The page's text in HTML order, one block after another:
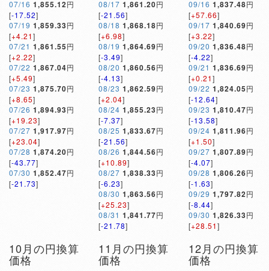
07/16 1,855.12円
[-17.52]
07/19 1,859.33円
[+4.21]
07/21 1,861.55円
[+2.22]
07/22 1,867.04円
[+5.49]
07/23 1,875.70円
[+8.65]
07/26 1,894.93円
[+19.23]
07/27 1,917.97円
[+23.04]
07/28 1,874.20円
[-43.77]
07/30 1,852.47円
[-21.73]
08/17 1,861.20円
[-21.56]
08/18 1,868.18円
[+6.98]
08/19 1,864.69円
[-3.49]
08/20 1,860.56円
[-4.13]
08/23 1,862.59円
[+2.04]
08/24 1,855.23円
[-7.37]
08/25 1,833.67円
[-21.56]
08/26 1,844.56円
[+10.89]
08/27 1,838.33円
[-6.23]
08/30 1,863.56円
[+25.23]
08/31 1,841.77円
[-21.78]
09/16 1,837.48円
[+57.66]
09/17 1,840.69円
[+3.22]
09/20 1,836.48円
[-4.22]
09/21 1,836.69円
[+0.21]
09/22 1,824.05円
[-12.64]
09/23 1,810.47円
[-13.58]
09/24 1,811.96円
[+1.50]
09/27 1,807.89円
[-4.07]
09/28 1,806.26円
[-1.63]
09/29 1,797.82円
[-8.44]
09/30 1,826.33円
[+28.51]
10月の円換算
価格
11月の円換算
価格
12月の円換算
価格